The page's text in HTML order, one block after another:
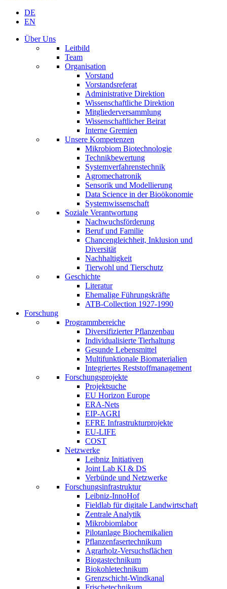
DE
EN
Über Uns
Leitbild
Team
Organisation
Vorstand
Vorstandsreferat
Administrative Direktion
Wissenschaftliche Direktion
Mitgliederversammlung
Wissenschaftlicher Beirat
Interne Gremien
Unsere Kompetenzen
Mikrobiom Biotechnologie
Technikbewertung
Systemverfahrenstechnik
Agromechatronik
Sensorik und Modellierung
Data Science in der Bioökonomie
Systemwissenschaft
Soziale Verantwortung
Nachwuchsförderung
Beruf und Familie
Chancengleichheit, Inklusion und
Diversität
Nachhaltigkeit
Tierwohl und Tierschutz
Geschichte
Literatur
Ehemalige Führungskräfte
ATB-Collection 1927-1990
Forschung
Programmbereiche
Diversifizierter Pflanzenbau
Individualisierte Tierhaltung
Gesunde Lebensmittel
Multifunktionale Biomaterialien
Integriertes Reststoffmanagement
Forschungsprojekte
Projektsuche
EU Horizon Europe
ERA-Nets
EIP-AGRI
EFRE Infrastrukturprojekte
EU-LIFE
COST
Netzwerke
Leibniz Initiativen
Joint Lab KI & DS
Verbünde und Netzwerke
Forschungsinfrastruktur
Leibniz-InnoHof
Fieldlab für digitale Landwirtschaft
Zentrale Analytik
Mikrobiomlabor
Pilotanlage Biochemikalien
Pflanzenfasertechnikum
Agrarholz-Versuchsflächen
Biogastechnikum
Biokohletechnikum
Grenzschicht-Windkanal
Frischetechnikum